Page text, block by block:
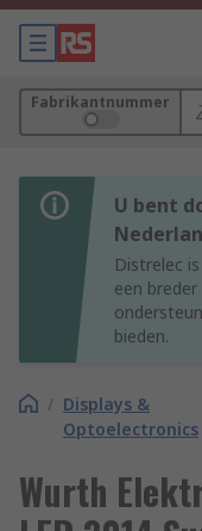
Fabrikantnummer
U bent
Distrelec
een
bieden.
/ Displays &
Optoelectronics
Wurth